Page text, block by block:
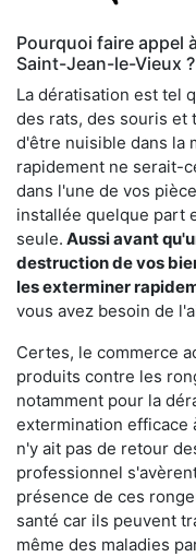
Pourquoi faire appel
Saint-Jean-le-Vieux ?
La dératisation est tel
des rats, des souris et
d'être nuisible dans la
rapidement ne serait-
dans l'une de vos
installée quelque part
seule. Aussi avant
destruction de vos
les exterminer
vous avez besoin de
Certes, le commerce
produits contre les
notamment pour la
extermination efficace
n'y ait pas de retour
professionnel
présence de ces
santé car ils peuvent
même des maladies